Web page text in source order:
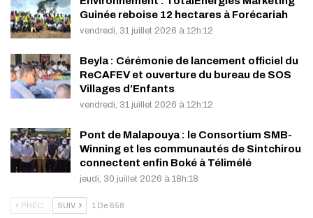
Guinée reboise 12 hectares à Forécariah
vendredi, 31 juillet 2026 à 12h:12
Beyla : Cérémonie de lancement officiel du
ReCAFEV et ouverture du bureau de SOS
Villages d’Enfants
vendredi, 31 juillet 2026 à 12h:12
Pont de Malapouya : le Consortium SMB-
Winning et les communautés de Sintchirou
connectent enfin Boké à Télimélé
jeudi, 30 juillet 2026 à 18h:18
PRÉC. SUIV. 1 De 658